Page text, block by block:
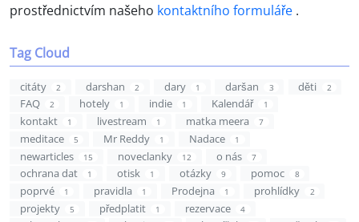
prostřednictvím našeho kontaktního formuláře .
Tag Cloud
citáty 2 darshan 2 dary 1 daršan 3 děti 2
FAQ 2 hotely 1 indie 1 Kalendář 1
kontakt 1 livestream 1 matka meera 7
meditace 5 Mr Reddy 1 Nadace 1
newarticles 15 noveclanky 12 o nás 7
ochrana dat 1 otisk 1 otázky 9 pomoc 8
poprvé 1 pravidla 1 Prodejna 1 prohlídky 2
projekty 5 předplatit 1 rezervace 4